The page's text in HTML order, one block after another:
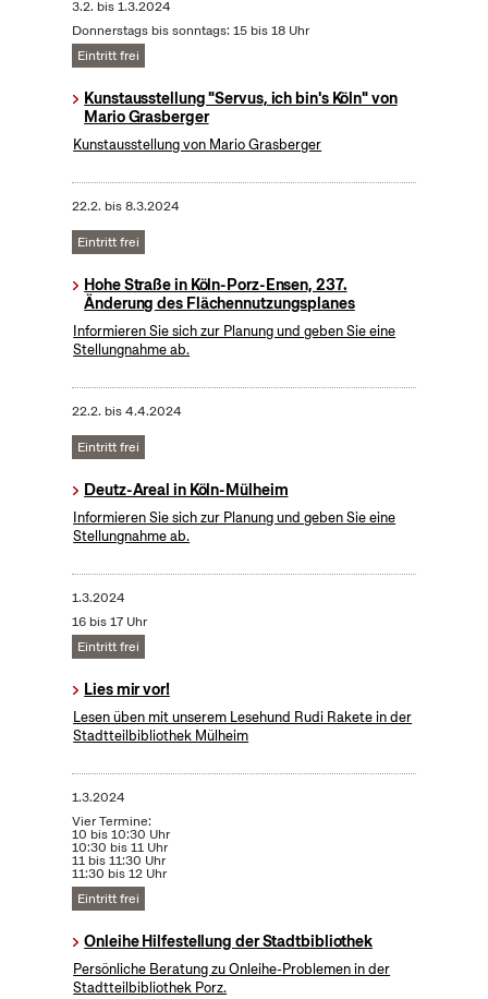
3.2. bis1.3.2024
Donnerstags bis sonntags: 15 bis 18 Uhr
Eintritt frei
Kunstausstellung "Servus, ich bin's Köln" von
Mario Grasberger
Kunstausstellung von Mario Grasberger
22.2. bis8.3.2024
Eintritt frei
Hohe Straße in Köln-Porz-Ensen, 237.
Änderung des Flächennutzungsplanes
Informieren Sie sich zur Planung und geben Sie eine
Stellungnahme ab.
22.2. bis4.4.2024
Eintritt frei
Deutz-Areal in Köln-Mülheim
Informieren Sie sich zur Planung und geben Sie eine
Stellungnahme ab.
1.3.2024
16 bis 17 Uhr
Eintritt frei
Lies mir vor!
Lesen üben mit unserem Lesehund Rudi Rakete in der
Stadtteilbibliothek Mülheim
1.3.2024
Vier Termine:
10 bis 10:30 Uhr
10:30 bis 11 Uhr
11 bis 11:30 Uhr
11:30 bis 12 Uhr
Eintritt frei
Onleihe Hilfestellung der Stadtbibliothek
Persönliche Beratung zu Onleihe-Problemen in der
Stadtteilbibliothek Porz.